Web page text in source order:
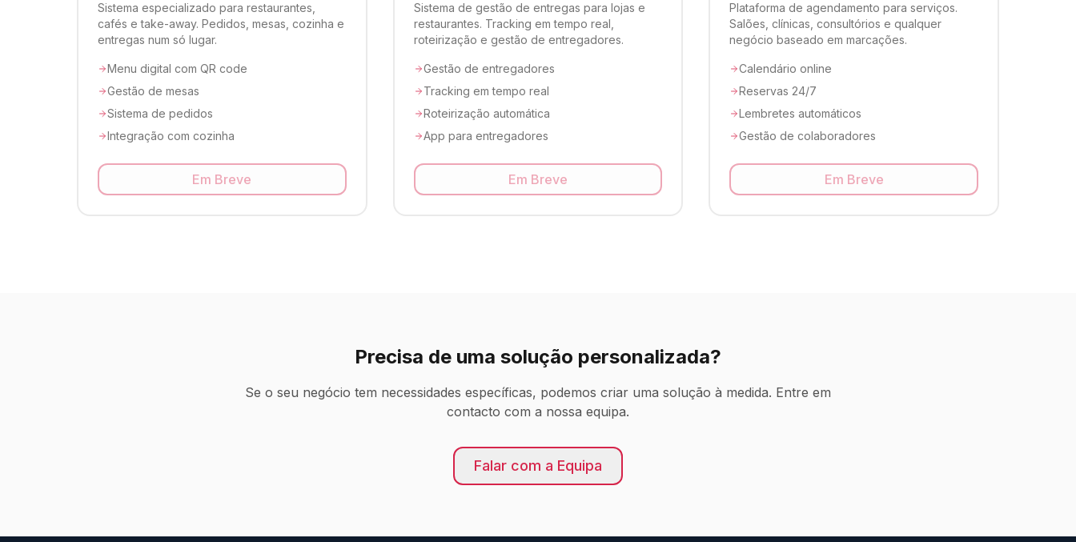
Sistema especializado para restaurantes,
cafés e take-away. Pedidos, mesas, cozinha e
entregas num só lugar.
Menu digital com QR code
Gestão de mesas
Sistema de pedidos
Integração com cozinha
Em Breve
Sistema de gestão de entregas para lojas e
restaurantes. Tracking em tempo real,
roteirização e gestão de entregadores.
Gestão de entregadores
Tracking em tempo real
Roteirização automática
App para entregadores
Em Breve
Plataforma de agendamento para serviços.
Salões, clínicas, consultórios e qualquer
negócio baseado em marcações.
Calendário online
Reservas 24/7
Lembretes automáticos
Gestão de colaboradores
Em Breve
Precisa de uma solução personalizada?
Se o seu negócio tem necessidades específicas, podemos criar uma solução à medida. Entre em
contacto com a nossa equipa.
Falar com a Equipa